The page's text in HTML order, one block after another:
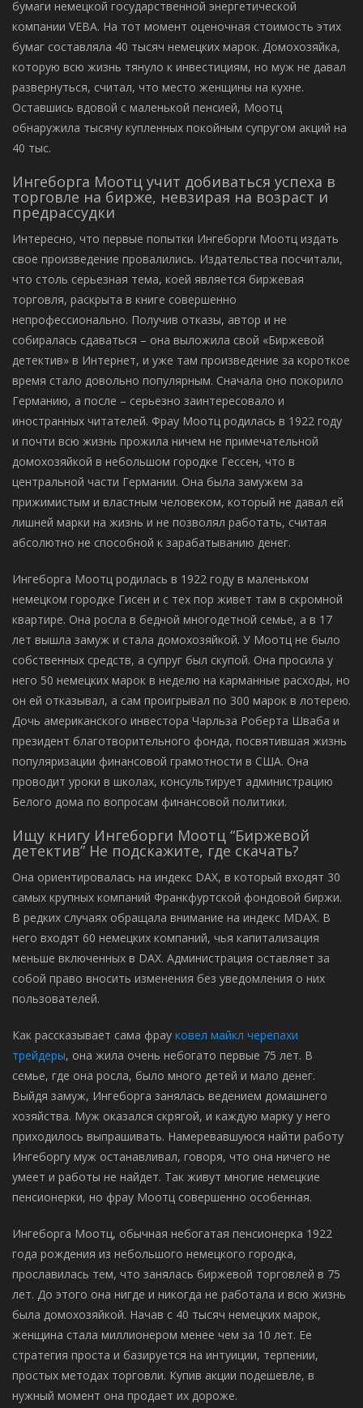
бумаги немецкой государственной энергетической
компании VEBA. На тот момент оценочная стоимость этих
бумаг составляла 40 тысяч немецких марок. Домохозяйка,
которую всю жизнь тянуло к инвестициям, но муж не давал
развернуться, считал, что место женщины на кухне.
Оставшись вдовой с маленькой пенсией, Моотц
обнаружила тысячу купленных покойным супругом акций на
40 тыс.
Ингеборга Моотц учит добиваться успеха в
торговле на бирже, невзирая на возраст и
предрассудки
Интересно, что первые попытки Ингеборги Моотц издать
свое произведение провалились. Издательства посчитали,
что столь серьезная тема, коей является биржевая
торговля, раскрыта в книге совершенно
непрофессионально. Получив отказы, автор и не
собиралась сдаваться – она выложила свой «Биржевой
детектив» в Интернет, и уже там произведение за короткое
время стало довольно популярным. Сначала оно покорило
Германию, а после – серьезно заинтересовало и
иностранных читателей. Фрау Моотц родилась в 1922 году
и почти всю жизнь прожила ничем не примечательной
домохозяйкой в небольшом городке Гессен, что в
центральной части Германии. Она была замужем за
прижимистым и властным человеком, который не давал ей
лишней марки на жизнь и не позволял работать, считая
абсолютно не способной к зарабатыванию денег.
Ингеборга Моотц родилась в 1922 году в маленьком
немецком городке Гисен и с тех пор живет там в скромной
квартире. Она росла в бедной многодетной семье, а в 17
лет вышла замуж и стала домохозяйкой. У Моотц не было
собственных средств, а супруг был скупой. Она просила у
него 50 немецких марок в неделю на карманные расходы, но
он ей отказывал, а сам проигрывал по 300 марок в лотерею.
Дочь американского инвестора Чарльза Роберта Шваба и
президент благотворительного фонда, посвятившая жизнь
популяризации финансовой грамотности в США. Она
проводит уроки в школах, консультирует администрацию
Белого дома по вопросам финансовой политики.
Ищу книгу Ингеборги Моотц “Биржевой
детектив” Не подскажите, где скачать?
Она ориентировалась на индекс DAX, в который входят 30
самых крупных компаний Франкфуртской фондовой биржи.
В редких случаях обращала внимание на индекс MDAX. В
него входят 60 немецких компаний, чья капитализация
меньше включенных в DAX. Администрация оставляет за
собой право вносить изменения без уведомления о них
пользователей.
Как рассказывает сама фрау ковел майкл черепахи
трейдеры, она жила очень небогато первые 75 лет. В
семье, где она росла, было много детей и мало денег.
Выйдя замуж, Ингеборга занялась ведением домашнего
хозяйства. Муж оказался скрягой, и каждую марку у него
приходилось выпрашивать. Намеревавшуюся найти работу
Ингеборгу муж останавливал, говоря, что она ничего не
умеет и работы не найдет. Так живут многие немецкие
пенсионерки, но фрау Моотц совершенно особенная.
Ингеборга Моотц, обычная небогатая пенсионерка 1922
года рождения из небольшого немецкого городка,
прославилась тем, что занялась биржевой торговлей в 75
лет. До этого она нигде и никогда не работала и всю жизнь
была домохозяйкой. Начав с 40 тысяч немецких марок,
женщина стала миллионером менее чем за 10 лет. Ее
стратегия проста и базируется на интуиции, терпении,
простых методах торговли. Купив акции подешевле, в
нужный момент она продает их дороже.